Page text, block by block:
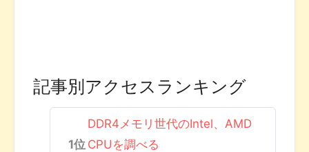
記事別アクセスランキング
DDR4メモリ世代のIntel、AMD
CPUを調べる